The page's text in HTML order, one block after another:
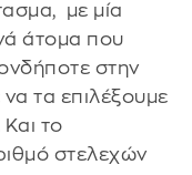
με μία
άτομα που
στην
τα επιλέξουμε
το
στελεχών